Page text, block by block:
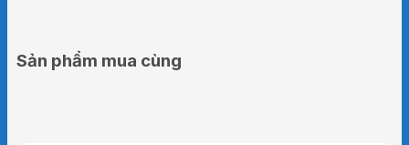
Sản phẩm mua cùng